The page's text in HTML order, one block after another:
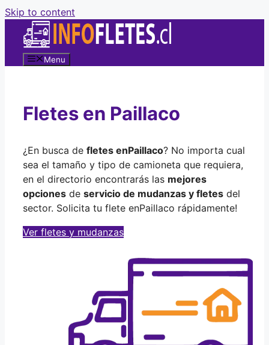
Skip to content
Menu
Fletes en Paillaco
¿En busca de fletes enPaillaco? No importa cual
sea el tamaño y tipo de camioneta que requiera,
en el directorio encontrarás las mejores
opciones de servicio de mudanzas y fletes del
sector. Solicita tu flete enPaillaco rápidamente!
Ver fletes y mudanzas